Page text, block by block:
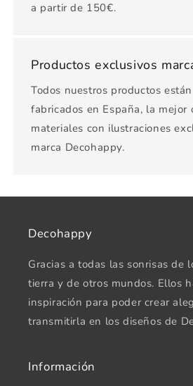
a partir de 150€.
Productos exclusivos
Todos nuestros productos
fabricados en España, la mejor
materiales con ilustraciones
marca Decohappy.
Decohappy
Gracias a todas las sonrisas de
tierra y de otros mundos. Ellos
inspiración para poder crear
transmitirla en los diseños de
Información